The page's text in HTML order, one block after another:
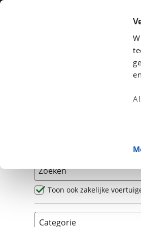
We hebben 0
Zoeken
Toon ook zakelijke
Categorie